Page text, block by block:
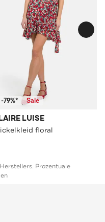
-79%* Sale
LUISE
floral
Prozentuale